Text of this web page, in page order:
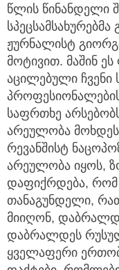
წლის წინანდელი
ჟურნალისტ
მოტივით. მაშინ
აცილებული ჩვენი
საფრთხე
არეულობა
რევანშისტ
არეულობა იყოს,
დაფიქრდება, რომ
თანაგუნდელი,
მიიღონ,
დაბრალდეს რუსულ
ყველაფერი